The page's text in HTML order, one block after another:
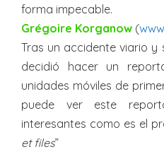
forma impecable.
Grégoire Korganow (
Tras un accidente viario y
decidió hacer un
unidades móviles de
puede ver este
interesantes como es el
et files”